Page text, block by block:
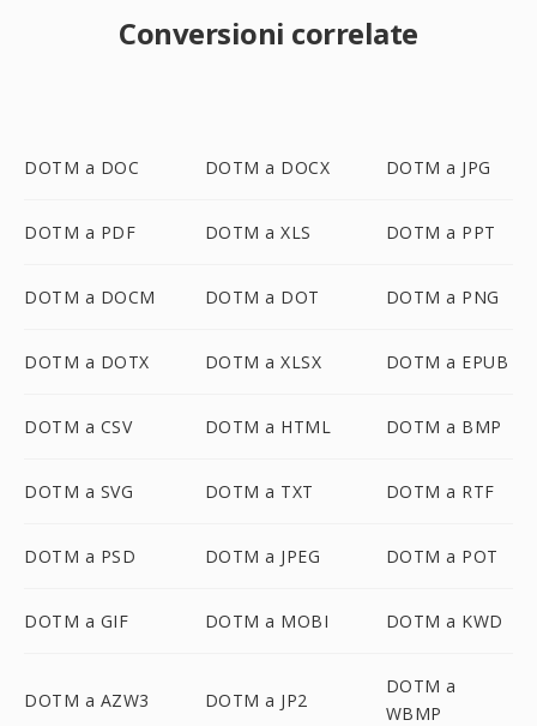
Conversioni correlate
DOTM a DOC DOTM a DOCX DOTM a JPG
DOTM a PDF DOTM a XLS DOTM a PPT
DOTM a DOCM DOTM a DOT DOTM a PNG
DOTM a DOTX DOTM a XLSX DOTM a EPUB
DOTM a CSV DOTM a HTML DOTM a BMP
DOTM a SVG DOTM a TXT DOTM a RTF
DOTM a PSD DOTM a JPEG DOTM a POT
DOTM a GIF DOTM a MOBI DOTM a KWD
DOTM a AZW3 DOTM a JP2
DOTM a
WBMP